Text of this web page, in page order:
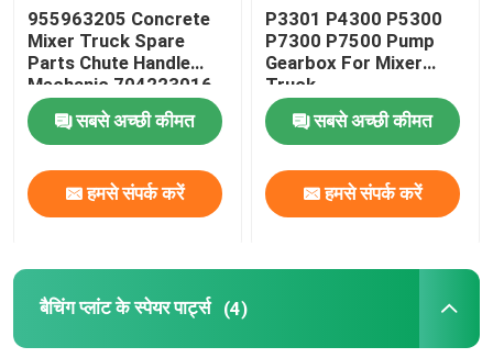
गुणवत्ता नियंत्रण
हमसे संपर्क करें
एक बोली का अनुरोध
पुट्ज़मेस्टर कंक्रीट पंप पार्ट्स
श्वाइंग कंक्रीट पंप के भाग
955963205 Concrete
Mixer Truck Spare
Parts Chute Handle
Mechanic 704223016
सबसे अच्छी कीमत
हमसे संपर्क करें
P3301 P4300 P5300
P7300 P7500 Pump
Gearbox For Mixer
Truck
सबसे अच्छी कीमत
हमसे संपर्क करें
बैचिंग प्लांट के स्पेयर पार्ट्स (4)